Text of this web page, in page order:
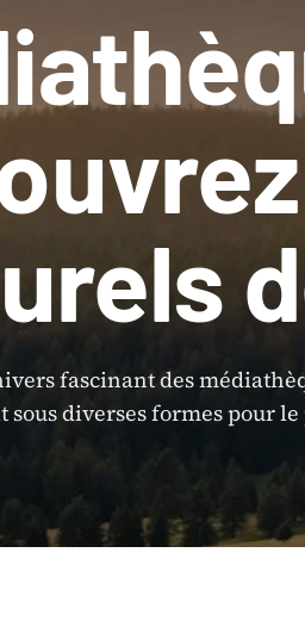
fascinant des
sous diverses formes pour